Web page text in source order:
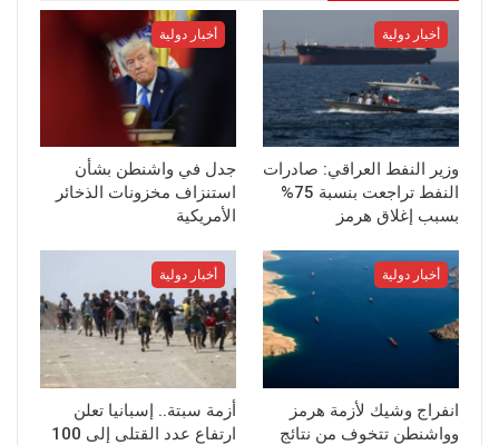
أخبار دولية
وزير النفط العراقي: صادرات
النفط تراجعت بنسبة 75%
بسبب إغلاق هرمز
أخبار دولية
جدل في واشنطن بشأن
استنزاف مخزونات الذخائر
الأمريكية
أخبار دولية
انفراج وشيك لأزمة هرمز
وواشنطن تتخوف من نتائج
أخبار دولية
أزمة سبتة.. إسبانيا تعلن
ارتفاع عدد القتلى إلى 100